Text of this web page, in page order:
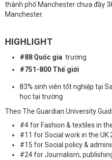
thành phố Manchester chưa đầy
Manchester.
HIGHLIGHT
#88 Quốc gia trường
#751-800 Thế giới
83% sinh viên tốt nghiệp tại
học tại trường
Theo The Guardian University
#4 for Fashion & textiles in
#11 for Social work in the UK
#15 for Social policy &
#24 for Journalism,